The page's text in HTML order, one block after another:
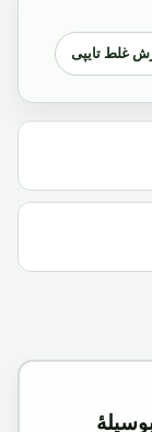
غلط تایپی